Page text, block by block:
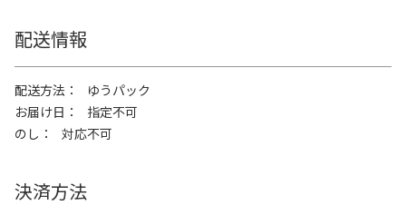
配送情報
配送方法
ゆうパック
お届け日
指定不可
のし
対応不可
決済方法